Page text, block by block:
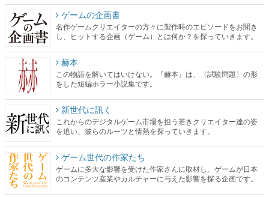
ゲームの企画書
名作ゲームクリエイターの方々に製作時のエピソードをお聞き
し、ヒットする企画（ゲーム）とは何か？を探っていきます。
赫本
この物語を解いてはいけない。『赫本』は、〈試験問題〉の形
をした短編ホラー小説集です。
新世代に訊く
これからのデジタルゲーム市場を担う若きクリエイター達の姿
を追い、彼らのルーツと情熱を探っていきます。
ゲーム世代の作家たち
ゲームに多大な影響を受けた作家さんに取材し、ゲームが日本
のコンテンツ産業やカルチャーに与えた影響を探る企画です。